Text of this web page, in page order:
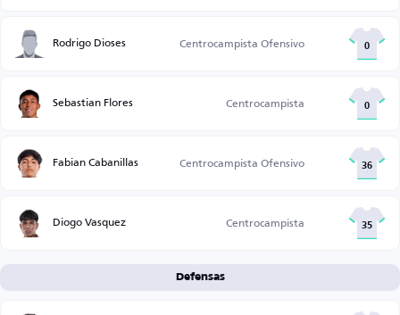
Rodrigo Dioses Centrocampista Ofensivo 0
Sebastian Flores Centrocampista 0
Fabian Cabanillas Centrocampista Ofensivo 36
Diogo Vasquez Centrocampista 35
Defensas